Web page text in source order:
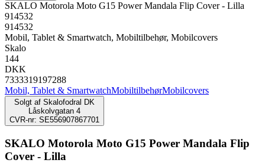
SKALO Motorola Moto G15 Power Mandala Flip Cover - Lilla
914532
914532
Mobil, Tablet & Smartwatch, Mobiltilbehør, Mobilcovers
Skalo
144
DKK
7333319197288
Mobil, Tablet & SmartwatchMobiltilbehørMobilcovers
Solgt af Skalofodral DK
Låskolvgatan 4
CVR-nr: SE556907867701
SKALO Motorola Moto G15 Power Mandala Flip
Cover - Lilla